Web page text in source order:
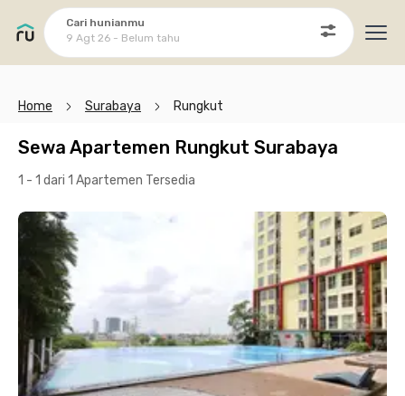
Cari hunianmu
9 Agt 26 - Belum tahu
Home Surabaya Rungkut
Sewa Apartemen Rungkut Surabaya
1 - 1 dari 1 Apartemen Tersedia